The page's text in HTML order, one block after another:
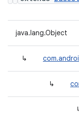
java.lang.Object
↳
↳